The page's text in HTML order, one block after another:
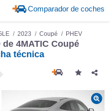
Comparador de coches
2023 Coupé
PHEV
4MATIC Coupé
técnica